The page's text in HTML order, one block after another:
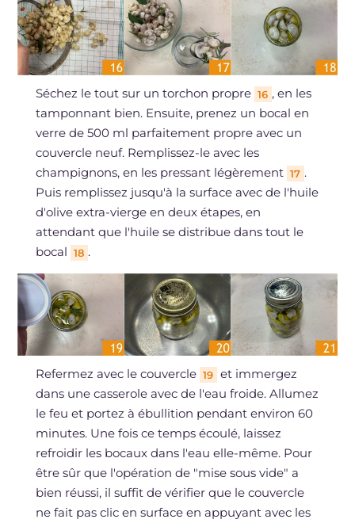
Séchez le tout sur un torchon propre 16 , en les
tamponnant bien. Ensuite, prenez un bocal en
verre de 500 ml parfaitement propre avec un
couvercle neuf. Remplissez-le avec les
champignons, en les pressant légèrement 17 .
Puis remplissez jusqu'à la surface avec de l'huile
d'olive extra-vierge en deux étapes, en
attendant que l'huile se distribue dans tout le
bocal 18 .
Refermez avec le couvercle 19 et immergez
dans une casserole avec de l'eau froide. Allumez
le feu et portez à ébullition pendant environ 60
minutes. Une fois ce temps écoulé, laissez
refroidir les bocaux dans l'eau elle-même. Pour
être sûr que l'opération de "mise sous vide" a
bien réussi, il suffit de vérifier que le couvercle
ne fait pas clic en surface en appuyant avec les